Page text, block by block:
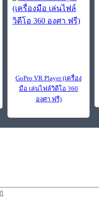
GoPro VR Player (เครื่อง
มือ เล่นไฟล์วิดีโอ 360
องศา ฟรี)